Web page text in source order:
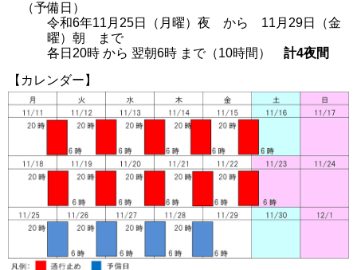
（予備日）
令和6年11月25日（月曜）夜 から 11月29日（金
曜）朝 まで
各日20時 から 翌朝6時 まで（10時間） 計4夜間
【カレンダー】